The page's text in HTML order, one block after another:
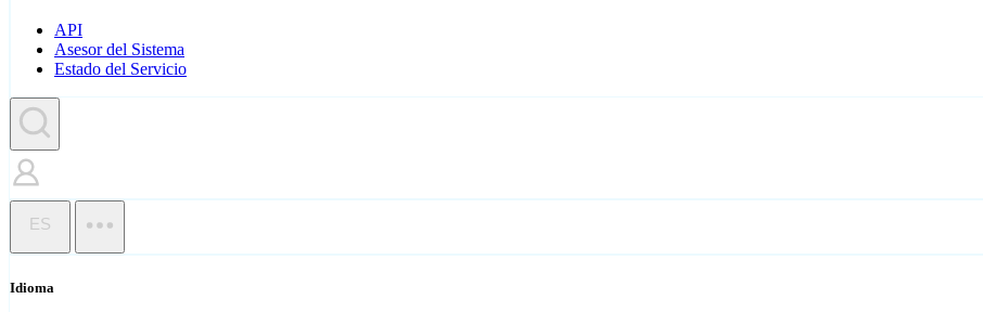
API
Asesor del Sistema
Estado del Servicio
ES
Idioma